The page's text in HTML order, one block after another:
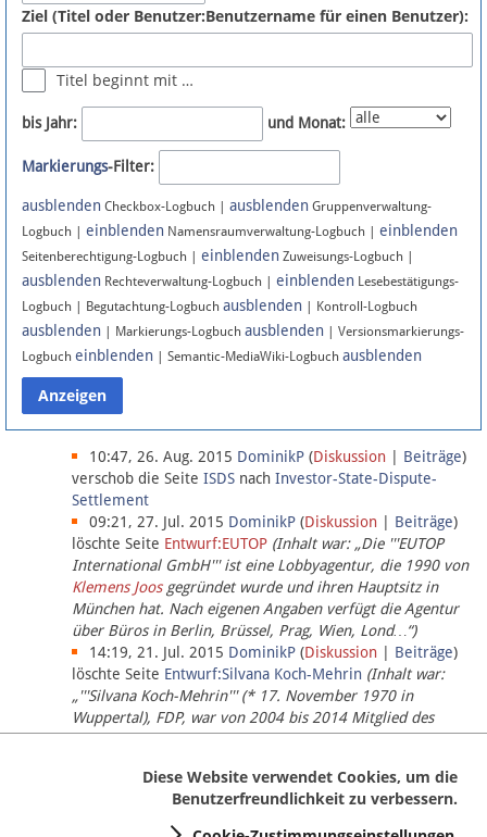
Newsletter
Bluesky
Facebook
Instagram
Anmelden
Datenschutz
Über Lobbypedia
Impressum
Ziel (Titel oder Benutzer:Benutzername für einen Benutzer):
Titel beginnt mit …
bis Jahr: und Monat:
Markierungs-Filter:
ausblenden Checkbox-Logbuch | ausblenden Gruppenverwaltung-
Logbuch | einblenden Namensraumverwaltung-Logbuch | einblenden
Seitenberechtigung-Logbuch | einblenden Zuweisungs-Logbuch |
ausblenden Rechteverwaltung-Logbuch | einblenden Lesebestätigungs-
Logbuch | Begutachtung-Logbuch ausblenden | Kontroll-Logbuch
ausblenden | Markierungs-Logbuch ausblenden | Versionsmarkierungs-
Logbuch einblenden | Semantic-MediaWiki-Logbuch ausblenden
10:47, 26. Aug. 2015 DominikP (Diskussion Beiträge)
verschob die Seite ISDS nach Investor-State-Dispute-
Settlement
09:21, 27. Jul. 2015 DominikP (Diskussion Beiträge)
löschte Seite Entwurf:EUTOP (Inhalt war: „Die '''EUTOP
International GmbH''' ist eine Lobbyagentur, die 1990 von
Klemens Joosgegründet wurde und ihren Hauptsitz in
München hat. Nach eigenen Angaben verfügt die Agentur
über Büros in Berlin, Brüssel, Prag, Wien, Lond…“)
14:19, 21. Jul. 2015 DominikP (Diskussion Beiträge)
löschte Seite Entwurf:Silvana Koch-Mehrin (Inhalt war:
„'''Silvana Koch-Mehrin''' (* 17. November 1970 in
Wuppertal), FDP, war von 2004 bis 2014 Mitglied des
Europäischen Parlaments, seit November 2014 ist sie für
Diese Website verwendet Cookies, um die
Benutzerfreundlichkeit zu verbessern.